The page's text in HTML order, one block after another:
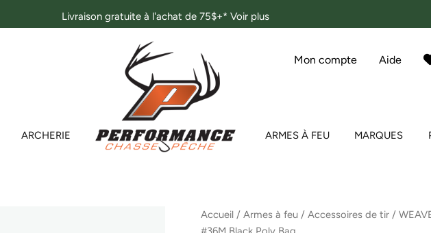
Livraison gratuite à l'achat de 75$+* Voir plus
Mon compte Aide
ARCHERIE ARMES À FEU MARQUES
Accueil /Armes à feu /Accessoires de tir /
quantité
de